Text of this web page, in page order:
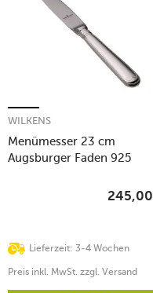
Menümesser 23 cm
Augsburger Faden 925
WILKENS
Lieferzeit: 3-4 Wochen
245,00
Preis inkl. MwSt. zzgl. Versand